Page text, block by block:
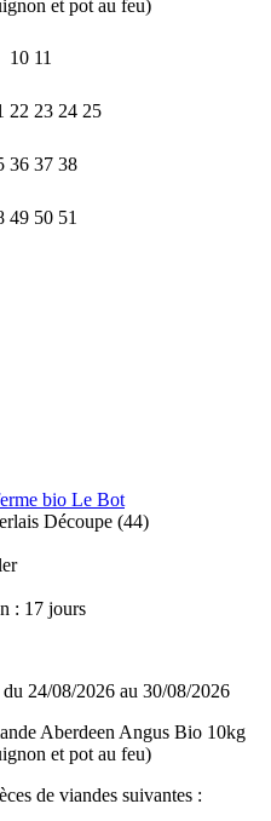
10 11
22 23 24 25
36 37 38
49 50 51
bio Le Bot
Découpe (44)
: 17 jours
24/08/2026 au 30/08/2026
de viandes suivantes :